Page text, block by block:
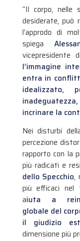
“Il corpo, nelle
desiderate, può
l’approdo di
spiega
vicepresidente
l’immagine
entra in
idealizzato,
incrinare la
Nei disturbi
percezione
rapporto con la
più radicati e
dello Specchio,
più efficaci nel
aiuta a
globale del
il giudizio
dimensione più